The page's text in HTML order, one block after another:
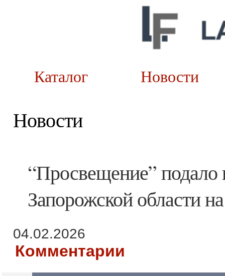
Каталог
Новости
“Просвещение”
Запорожской области
04.02.2026
Комментарии